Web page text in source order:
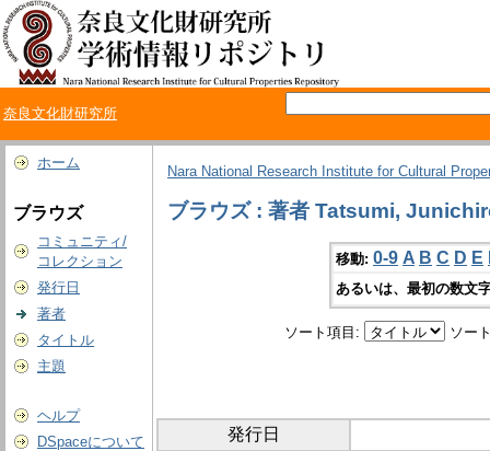
奈良文化財研究所
ホーム
ブラウズ
コミュニティ/
コレクション
発行日
著者
タイトル
主題
ヘルプ
DSpaceについて
Nara National Research Institute for Cultural
ブラウズ : 著者 Tatsumi,
移動: 0-9 A B C D E
あるいは、最初の数文
ソート項目: ソー
発行日